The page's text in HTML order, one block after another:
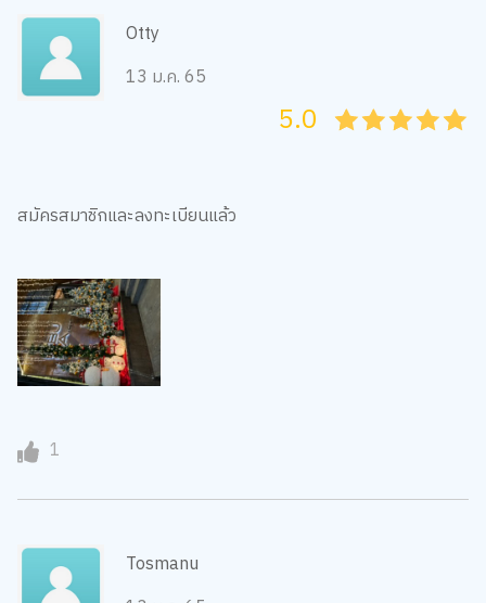
Otty
13 ม.ค. 65
45
4
35
3
25
2
15
1
05
5.0
สมัครสมาชิกและลงทะเบียนแล้ว
1
Tosmanu